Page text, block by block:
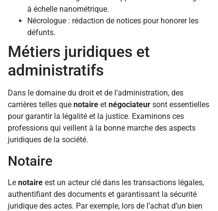
à échelle nanométrique.
Nécrologue : rédaction de notices pour honorer les
défunts.
Métiers juridiques et
administratifs
Dans le domaine du droit et de l’administration, des
carrières telles que notaire et négociateur sont essentielles
pour garantir la légalité et la justice. Examinons ces
professions qui veillent à la bonne marche des aspects
juridiques de la société.
Notaire
Le notaire est un acteur clé dans les transactions légales,
authentifiant des documents et garantissant la sécurité
juridique des actes. Par exemple, lors de l’achat d’un bien